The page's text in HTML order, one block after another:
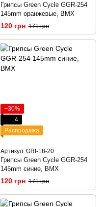
Грипсы Green Cycle GGR-254
145mm оранжевые, BMX
120 грн 171 грн
−30%
4
Распродажа
Артикул: GRI-18-20
Грипсы Green Cycle GGR-254
145mm синие, BMX
120 грн 171 грн